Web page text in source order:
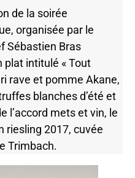
de la soirée
organisée par le
Sébastien Bras
plat intitulé « Tout
rave et pomme Akane,
blanches d’été et
l’accord mets et vin, le
riesling 2017, cuvée
Trimbach.